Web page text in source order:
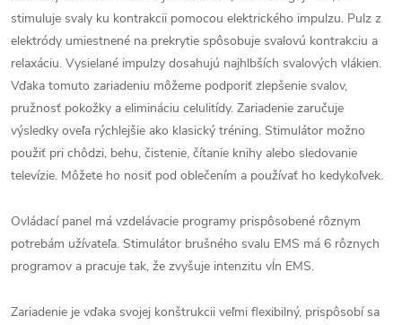
stimuluje svaly ku kontrakcii pomocou elektrického impulzu. Pulz z
elektródy umiestnené na prekrytie spôsobuje svalovú kontrakciu a
relaxáciu. Vysielané impulzy dosahujú najhlbších svalových vlákien.
Vďaka tomuto zariadeniu môžeme podporiť zlepšenie svalov,
pružnosť pokožky a elimináciu celulitídy. Zariadenie zaručuje
výsledky oveľa rýchlejšie ako klasický tréning. Stimulátor možno
použiť pri chôdzi, behu, čistenie, čítanie knihy alebo sledovanie
televízie. Môžete ho nosiť pod oblečením a používať ho kedykoľvek.
Ovládací panel má vzdelávacie programy prispôsobené rôznym
potrebám užívateľa. Stimulátor brušného svalu EMS má 6 rôznych
programov a pracuje tak, že zvyšuje intenzitu vĺn EMS.
Zariadenie je vďaka svojej konštrukcii veľmi flexibilný, prispôsobí sa